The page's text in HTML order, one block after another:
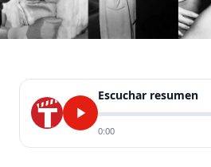
Escuchar resumen
0:00